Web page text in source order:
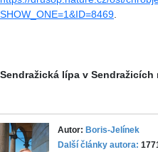
SHOW_ONE=1&ID=8469.
Sendražická lípa v Sendražicích
Autor: Boris-Jelínek
Další články autora: